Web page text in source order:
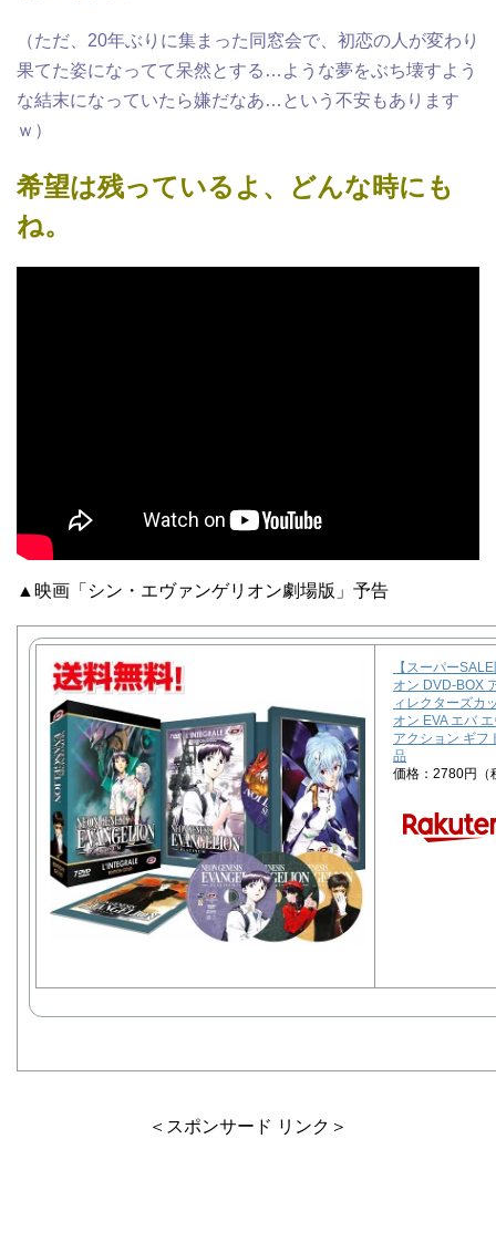
（ただ、20年ぶりに集まった同窓会で、初恋の人が変わり
果てた姿になってて呆然とする…ような夢をぶち壊すよう
な結末になっていたら嫌だなあ…という不安もあります
ｗ）
希望は残っているよ、どんな時にも
ね。
▲映画「シン・エヴァンゲリオン劇場版」予告
【スーパー
オン DVD-BOX
ィレクターズカ
オン EVA エバ
アクション ギフ
品
価格：2780円（
＜スポンサード リンク＞